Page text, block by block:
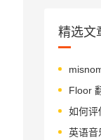
精选文
如何评
英语音